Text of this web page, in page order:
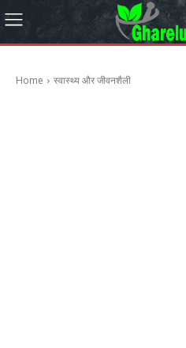
Home स्वास्थ्य और जीवनशैली